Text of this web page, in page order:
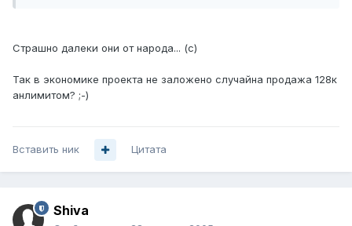
Страшно далеки они от народа... (с)
Так в экономике проекта не заложено случайна продажа 128к
анлимитом? ;-)
Вставить ник Цитата
Shiva